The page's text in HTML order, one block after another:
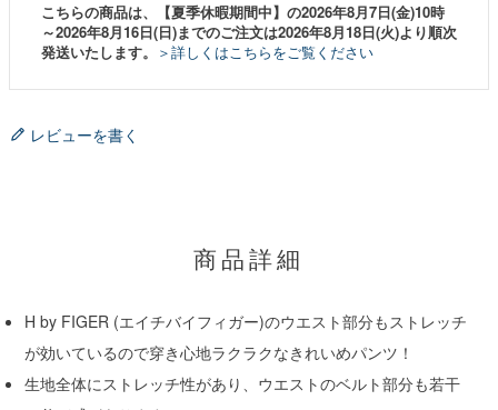
こちらの商品は、【夏季休暇期間中】の2026年8月7日(金)10時
～2026年8月16日(日)までのご注文は2026年8月18日(火)より順次
発送いたします。 ＞詳しくはこちらをご覧ください
レビューを書く
商品詳細
H by FIGER (エイチバイフィガー)のウエスト部分もストレッチ
が効いているので穿き心地ラクラクなきれいめパンツ！
生地全体にストレッチ性があり、ウエストのベルト部分も若干